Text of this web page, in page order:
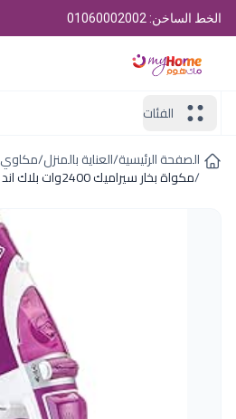
الخط الساخن: 01060002002
الفئات
الصفحة الرئيسية/العناية بالمنزل/مكاوي
/مكواة بخار سيراميك 2400وات بلاك اند ديكر